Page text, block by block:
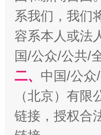
习近平的博鳌关
系我们，我们
容系本人或法
国/公众/公共/
二、 中国/公众
（北京）有
链接，授权合